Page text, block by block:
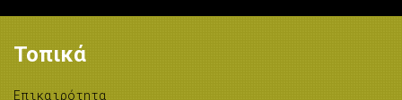
Τοπικά
Επικαιρότητα